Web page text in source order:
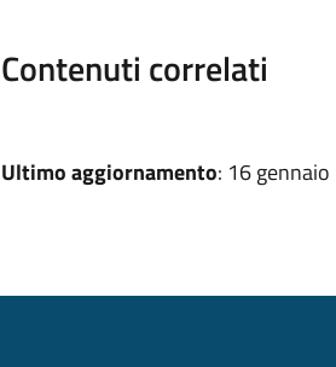
Contenuti correlati
Ultimo aggiornamento: 16